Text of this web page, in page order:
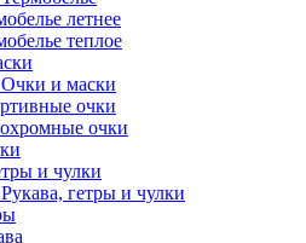
летнее
теплое
и маски
очки
очки
и чулки
гетры и чулки